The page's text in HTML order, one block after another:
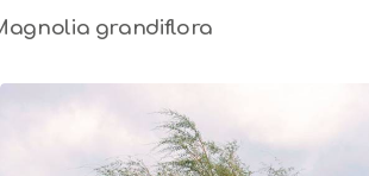
grandiflora